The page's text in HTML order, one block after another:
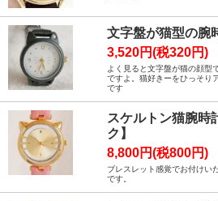
文字盤が猫型の腕
3,520円(税320円)
よく見ると文字盤が猫の顔型
ですよ。猫好きーをひっそり
です
スケルトン猫腕時
ク】
8,800円(税800円)
ブレスレット感覚でお付けい
です。